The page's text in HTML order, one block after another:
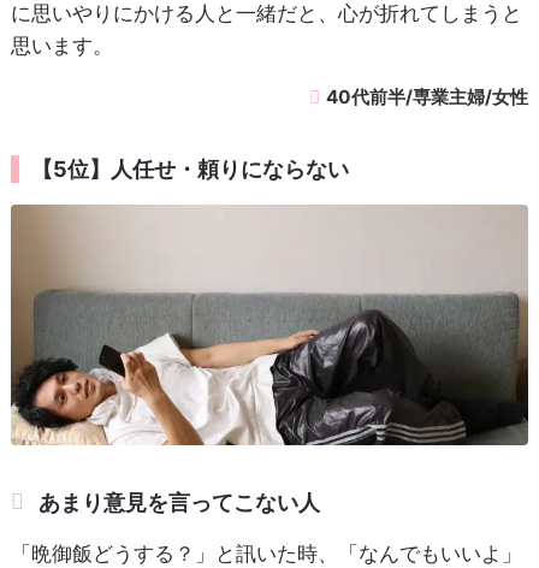
に思いやりにかける人と一緒だと、心が折れてしまうと
思います。
40代前半/専業主婦/女性
【5位】人任せ・頼りにならない
あまり意見を言ってこない人
「晩御飯どうする？」と訊いた時、「なんでもいいよ」